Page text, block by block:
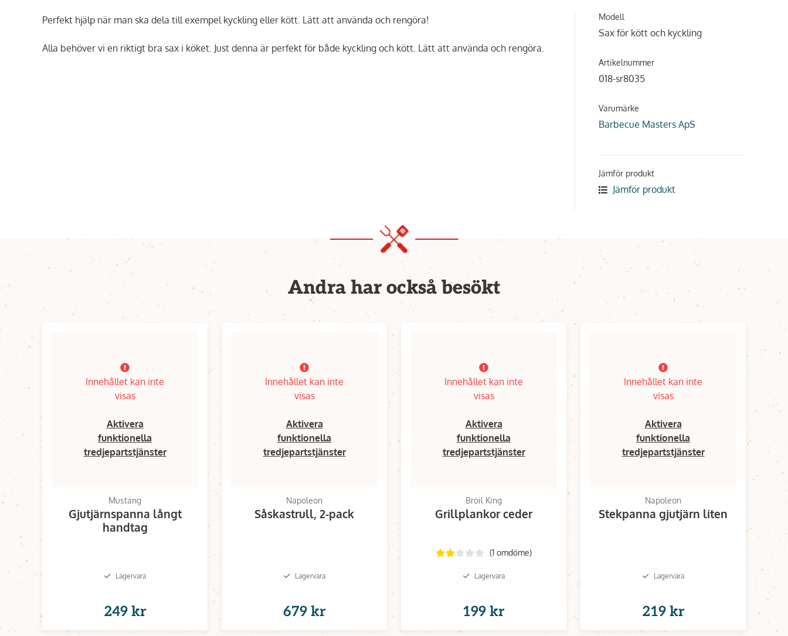
Perfekt hjälp när man ska dela till exempel kyckling eller kött. Lätt att använda och rengöra!
Alla behöver vi en riktigt bra sax i köket. Just denna är perfekt för både kyckling och kött. Lätt att använda och rengöra.
Modell
Sax för kött och kyckling
Artikelnummer
018-sr8035
Varumärke
Barbecue Masters ApS
Jämför produkt
Jämför produkt
Andra har också besökt
Innehållet kan inte
visas
Aktivera
funktionella
tredjepartstjänster
Mustang
Gjutjärnspanna långt
handtag
Lagervara
249 kr
Innehållet kan inte
visas
Aktivera
funktionella
tredjepartstjänster
Napoleon
Såskastrull, 2-pack
Lagervara
679 kr
Innehållet kan inte
visas
Aktivera
funktionella
tredjepartstjänster
Broil King
Grillplankor ceder
(1 omdöme)
Lagervara
199 kr
Innehållet kan inte
visas
Aktivera
funktionella
tredjepartstjänster
Napoleon
Stekpanna gjutjärn liten
Lagervara
219 kr